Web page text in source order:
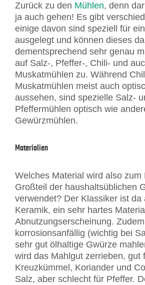
Zurück zu den Mühlen, denn
ja auch gehen! Es gibt
einige davon sind speziell für
ausgelegt und können dieses
dementsprechend sehr genau
auf Salz-, Pfeffer-, Chili- und
Muskatmühlen zu. Während
Muskatmühlen meist auch
aussehen, sind spezielle Salz-
Pfeffermühlen optisch wie
Gewürzmühlen.
Materialien
Welches Material wird also zum
Großteil der haushaltsüblichen
verwendet? Der Klassiker ist da
Keramik, ein sehr hartes
Abnutzungserscheinung.
korrosionsanfällig (wichtig bei
sehr gut ölhaltige Gwürze
wird das Mahlgut zerrieben, gut
Kreuzkümmel, Koriander und
Salz, aber schlecht für Pfeffer.